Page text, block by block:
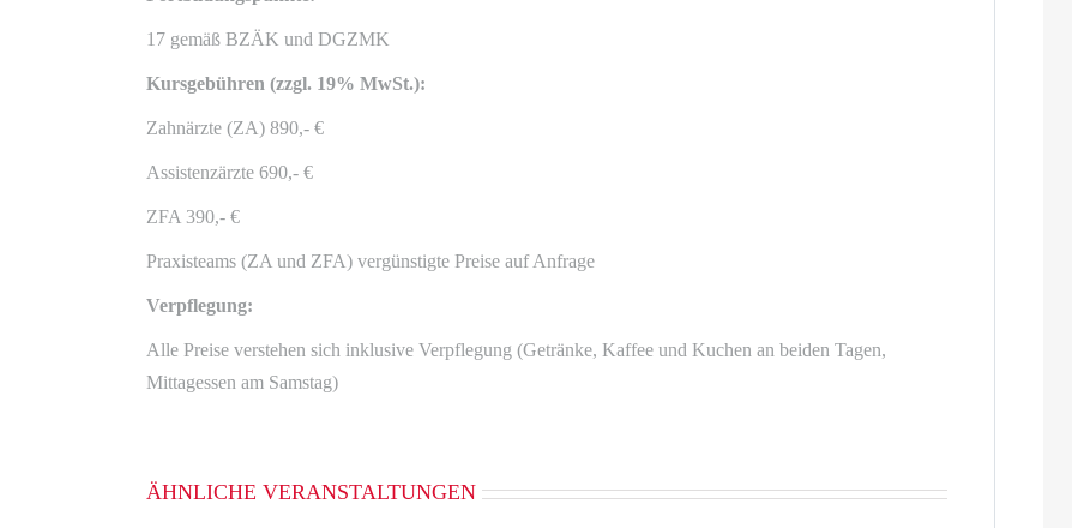
17 gemäß BZÄK und DGZMK
Kursgebühren (zzgl. 19% MwSt.):
Zahnärzte (ZA) 890,- €
Assistenzärzte 690,- €
ZFA 390,- €
Praxisteams (ZA und ZFA) vergünstigte Preise auf Anfrage
Verpflegung:
Alle Preise verstehen sich inklusive Verpflegung (Getränke, Kaffee und Kuchen an beiden Tagen,
Mittagessen am Samstag)
ÄHNLICHE VERANSTALTUNGEN